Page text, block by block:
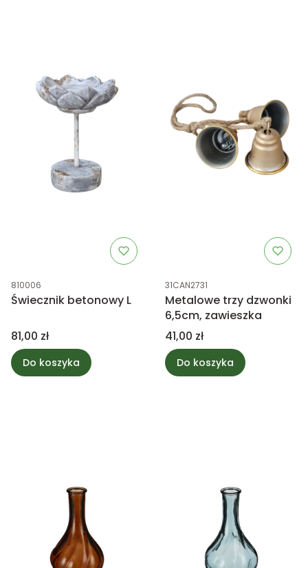
Kod produktu
810006
Świecznik betonowy L
Cena
81,00 zł
Do koszyka
Kod produktu
31CAN2731
Metalowe trzy dzwonki
6,5cm, zawieszka
Cena
41,00 zł
Do koszyka